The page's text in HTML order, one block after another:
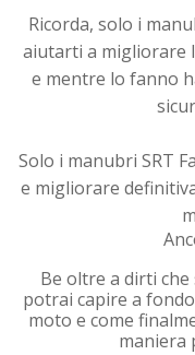
Ricorda, solo i
aiutarti a migliorare
e mentre lo fanno
Solo i manubri SRT
e migliorare
Be oltre a dirti
potrai capire a
moto e come
maniera